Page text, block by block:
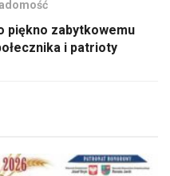
piękno zabytkowemu
i patrioty